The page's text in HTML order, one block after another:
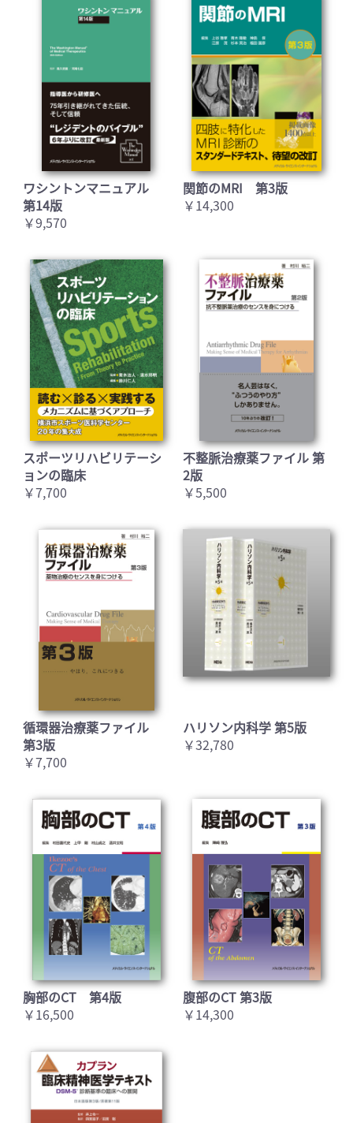
ワシントンマニュアル
第14版
￥9,570
関節のMRI 第3版
￥14,300
スポーツリハビリテーシ
ョンの臨床
￥7,700
不整脈治療薬ファイル 第
2版
￥5,500
循環器治療薬ファイル
第3版
￥7,700
ハリソン内科学 第5版
￥32,780
胸部のCT 第4版
￥16,500
腹部のCT 第3版
￥14,300